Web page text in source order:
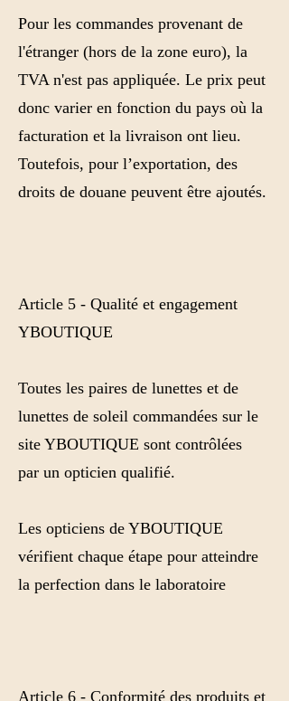
Pour les commandes provenant de
l'étranger (hors de la zone euro), la
TVA n'est pas appliquée. Le prix peut
donc varier en fonction du pays où la
facturation et la livraison ont lieu.
Toutefois, pour l’exportation, des
droits de douane peuvent être ajoutés.
Article 5 - Qualité et engagement
YBOUTIQUE
Toutes les paires de lunettes et de
lunettes de soleil commandées sur le
site YBOUTIQUE sont contrôlées
par un opticien qualifié.
Les opticiens de YBOUTIQUE
vérifient chaque étape pour atteindre
la perfection dans le laboratoire
Article 6 - Conformité des produits et